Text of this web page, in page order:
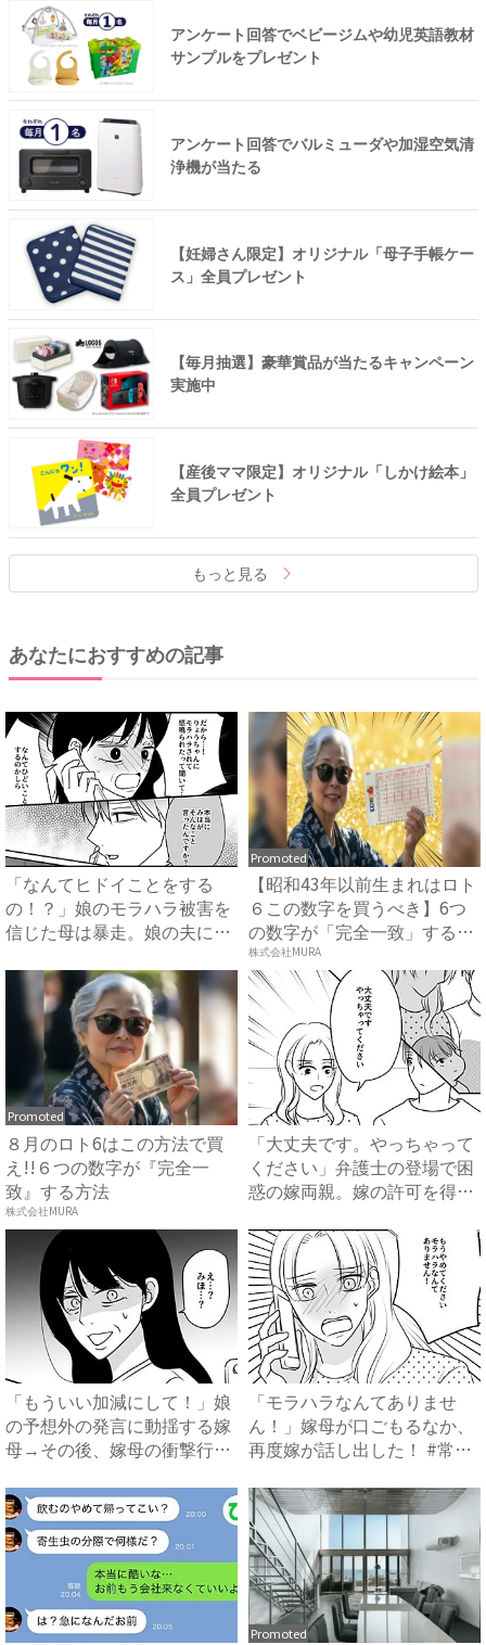
アンケート回答でベビージムや幼児英語教材
サンプルをプレゼント
アンケート回答でバルミューダや加湿空気清
浄機が当たる
【妊婦さん限定】オリジナル「母子手帳ケー
ス」全員プレゼント
【毎月抽選】豪華賞品が当たるキャンペーン
実施中
【産後ママ限定】オリジナル「しかけ絵本」
全員プレゼント
もっと見る
あなたにおすすめの記事
「なんてヒドイことをする
の！？」娘のモラハラ被害を
信じた母は暴走。娘の夫に電
Promoted
【昭和43年以前生まれはロト
６この数字を買うべき】6つ
の数字が「完全一致」する
方...
株式会社MURA
Promoted
８月のロト6はこの方法で買
え!!６つの数字が『完全一
致』する方法
株式会社MURA
「大丈夫です。やっちゃって
ください」弁護士の登場で困
惑の嫁両親。嫁の許可を得た
「もういい加減にして！」娘
の予想外の発言に動揺する嫁
母→その後、嫁母の衝撃行動
「モラハラなんてありませ
ん！」嫁母が口ごもるなか、
再度嫁が話し出した！ #常識
Promoted